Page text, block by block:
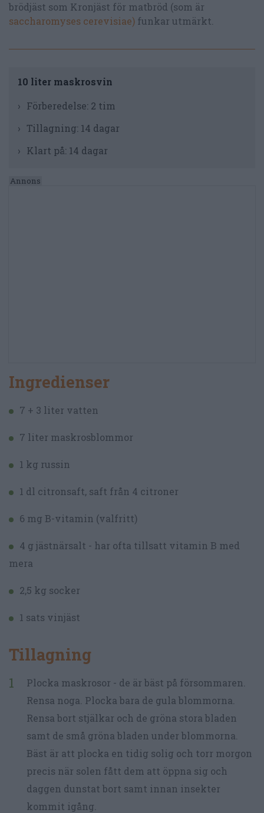
brödjäst som Kronjäst för matbröd (som är
saccharomyses cerevisiae) funkar utmärkt.
10 liter maskrosvin
Förberedelse: 2 tim
Tillagning: 14 dagar
Klart på: 14 dagar
Ingredienser
7 + 3 liter vatten
7 liter maskrosblommor
1 kg russin
1 dl citronsaft, saft från 4 citroner
6 mg B-vitamin (valfritt)
4 g jästnärsalt - har ofta tillsatt vitamin B med
mera
2,5 kg socker
1 sats vinjäst
Tillagning
Plocka maskrosor - de är bäst på försommaren.
Rensa noga. Plocka bara de gula blommorna.
Rensa bort stjälkar och de gröna stora bladen
samt de små gröna bladen under blommorna.
Bäst är att plocka en tidig solig och torr morgon
precis när solen fått dem att öppna sig och
daggen dunstat bort samt innan insekter
kommit igång.